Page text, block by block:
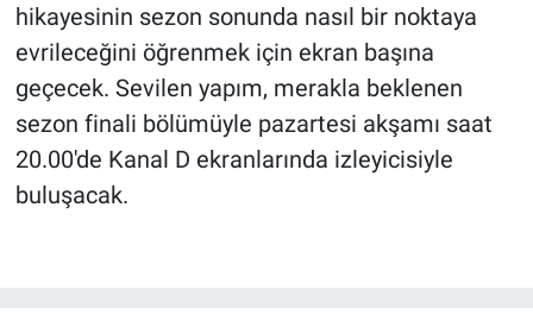
hikayesinin sezon sonunda nasıl bir noktaya
evrileceğini öğrenmek için ekran başına
geçecek. Sevilen yapım, merakla beklenen
sezon finali bölümüyle pazartesi akşamı saat
20.00'de Kanal D ekranlarında izleyicisiyle
buluşacak.